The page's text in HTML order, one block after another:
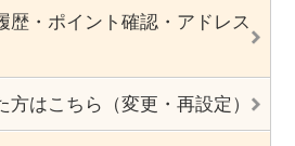
歴・ポイント確認・アドレス
はこちら（変更・再設定）